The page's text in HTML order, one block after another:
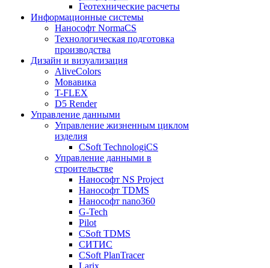
Геотехнические расчеты
Информационные системы
Нанософт NormaCS
Технологическая подготовка
производства
Дизайн и визуализация
AliveColors
Мовавика
T-FLEX
D5 Render
Управление данными
Управление жизненным циклом
изделия
CSoft TechnologiCS
Управление данными в
строительстве
Нанософт NS Project
Нанософт TDMS
Нанософт nano360
G-Tech
Pilot
CSoft TDMS
СИТИС
CSoft PlanTracer
Larix